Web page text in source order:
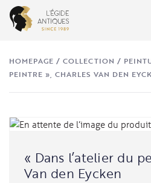
HOMEPAGE /COLLECTION /
PEINTRE », CHARLES VAN DEN
« Dans l’atelier du
Van den Eycken